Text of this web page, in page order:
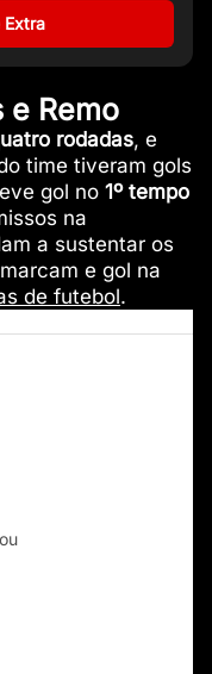
Extra
e Remo
rodadas, e
time tiveram gols
gol no 1º tempo
na
a sustentar os
e gol na
de futebol.